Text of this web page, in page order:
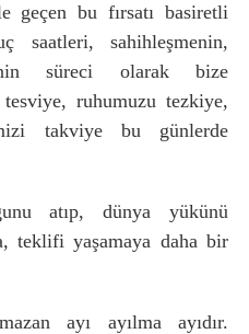
geçen bu fırsatı basiretli
saatleri, sahihleşmenin,
süreci olarak bize
ruhumuzu tezkiye,
takviye bu günlerde
atıp, dünya yükünü
teklifi yaşamaya daha bir
ayı ayılma ayıdır.